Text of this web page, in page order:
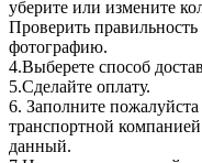
уберите или измените
Проверить
фотографию.
4.Выберете способ
5.Сделайте оплату.
6. Заполните
транспортной
данный.